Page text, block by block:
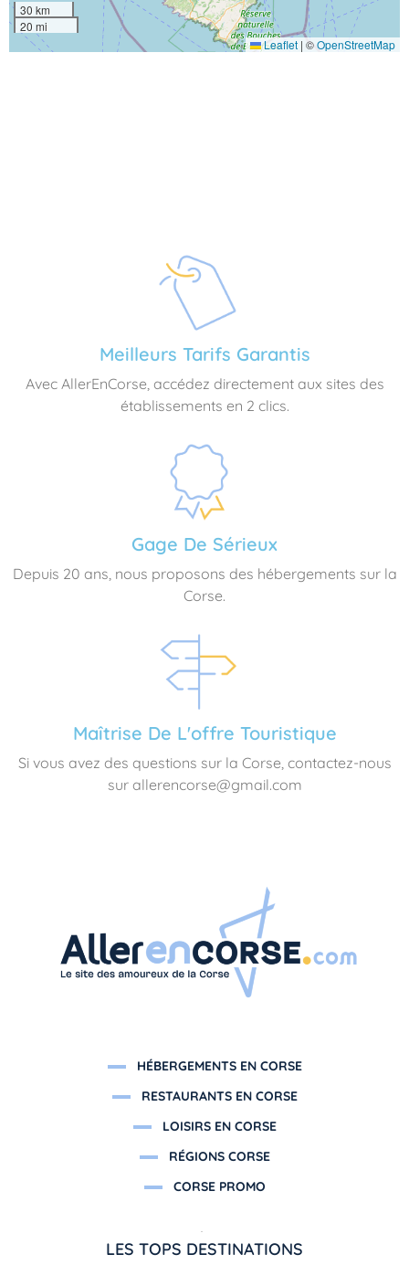
30 km
20 mi
Leaflet | ©OpenStreetMap
Meilleurs Tarifs Garantis
Avec AllerEnCorse, accédez directement aux sites des
établissements en 2 clics.
Gage De Sérieux
Depuis 20 ans, nous proposons des hébergements sur la
Corse.
Maîtrise De L'offre Touristique
Si vous avez des questions sur la Corse, contactez-nous
sur allerencorse@gmail.com
HÉBERGEMENTS EN CORSE
RESTAURANTS EN CORSE
LOISIRS EN CORSE
RÉGIONS CORSE
CORSE PROMO
LES TOPS DESTINATIONS